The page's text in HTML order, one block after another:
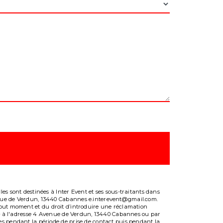
sont destinées à Inter Event et ses sous-traitants dans
de Verdun, 13440 Cabannes e.interevent@gmail.com.
moment et du droit d’introduire une réclamation
l'adresse 4 Avenue de Verdun, 13440 Cabannes ou par
pendant la période de prise de contact puis pendant la